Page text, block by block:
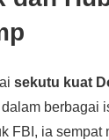
sekutu kuat
berbagai
FBI, ia sempat